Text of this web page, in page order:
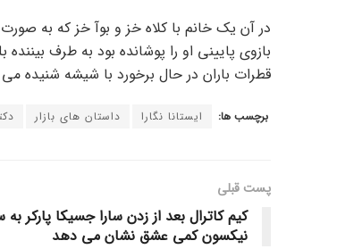
در آن یک خانم با کلاه خز و بوآ خز که به
بازوی پایینی او را پوشانده بود به طرف
قطرات باران در حال برخورد با شیشه شنیده
برچسب ها: ایستانا نگارا داستان های بازار
پست قبلی
کیم کاترال بعد از زدن سارا جسیکا پارکر به
نیکسون کمی عشق نشان می دهد